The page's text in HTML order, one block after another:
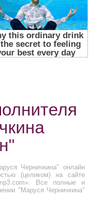
Черничкина" онлайн
(целиком) на сайте
mp3.com». Все полные и
"Маруся Черничкина"